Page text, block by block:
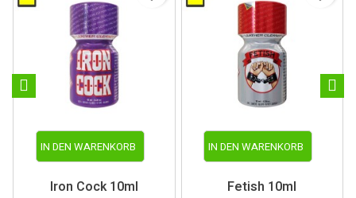
IN DEN WARENKORB
Iron Cock 10ml
IN DEN WARENKORB
Fetish 10ml